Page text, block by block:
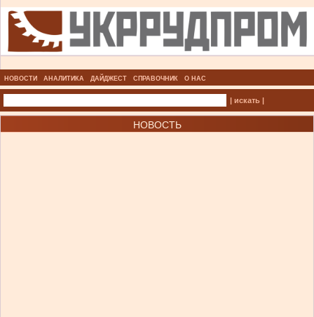
НОВОСТИ АНАЛИТИКА ДАЙДЖЕСТ СПРАВОЧНИК О НАС
| искать |
НОВОСТЬ